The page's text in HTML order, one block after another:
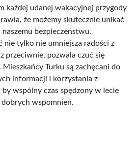
każdej udanej wakacyjnej przygody
że możemy skutecznie unikać
bezpieczeństwu.
nie tylko nie umniejsza radości z
przeciwnie, pozwala czuć się
Turku są zachęcani do
informacji i korzystania z
wspólny czas spędzony w lecie
dobrych wspomnień.